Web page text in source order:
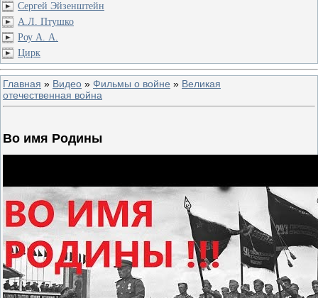
Сергей Эйзенштейн
А.Л. Птушко
Роу А. А.
Цирк
Главная » Видео » Фильмы о войне » Великая
отечественная война
Во имя Родины